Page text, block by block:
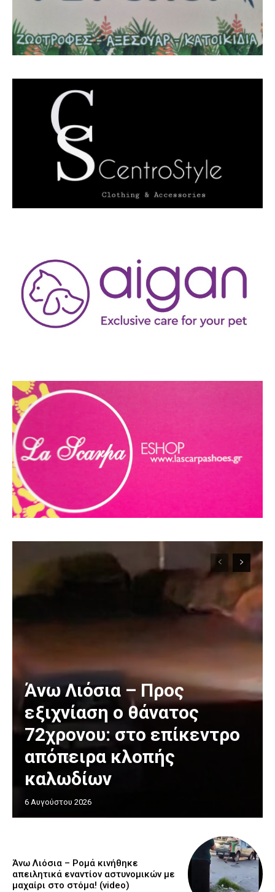
Άνω Λιόσια – Προς
εξιχνίαση ο θάνατος
72χρονου: στο επίκεντρο
απόπειρα κλοπής
καλωδίων
6 Αυγούστου 2026
Άνω Λιόσια – Ρομά κινήθηκε
απειλητικά εναντίον αστυνομικών με
μαχαίρι στο στόμα! (video)